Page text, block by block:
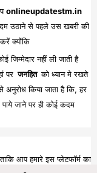
onlineupdatestm.in
उठाने से पहले उस खबरी की
क्योंकि
जिम्मेदार नहीं ली जाती है
पर जनहित को ध्यान मे रखते
अनुरोध किया जाता है कि, हर
जाने पर ही कोई कदम
आप हमारे इस प्लेटफॉर्म का